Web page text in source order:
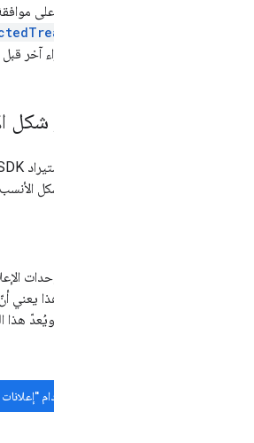
الحصول على
اتّخاذ إجراء آخر
اختيار شكل
تم الآن استيراد
اختيار الشكل
تعرض الوحدات
معيّنة. وهذا يعني
تطبيقك. ويُعدّ هذا
استخدام "إعلانات